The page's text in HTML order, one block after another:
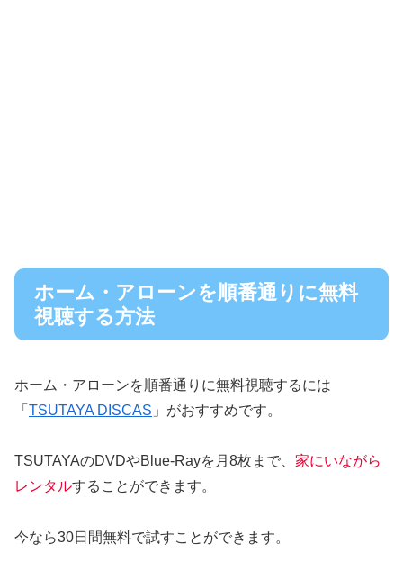
ホーム・アローンを順番通りに無料
視聴する方法
ホーム・アローンを順番通りに無料視聴するには
「 TSUTAYA DISCAS 」がおすすめです。
TSUTAYAのDVDやBlue-Rayを月8枚まで、 家にいながら
レンタルすることができます。
今なら30日間無料で試すことができます。